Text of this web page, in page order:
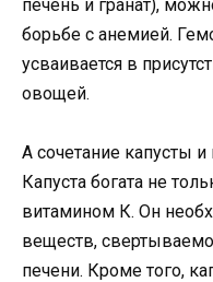
печень и гранат),
борьбе с анемией.
усваивается в
овощей.
А сочетание капусты
Капуста богата не
витамином К. Он
веществ,
печени. Кроме того,